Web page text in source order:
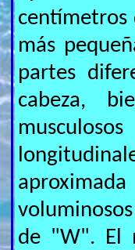
centímetros
más
partes
cabeza,
de "W". El